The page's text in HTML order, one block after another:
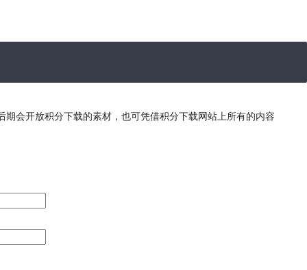
会开放积分下载的素材，也可凭借积分下载网站上所有的内容